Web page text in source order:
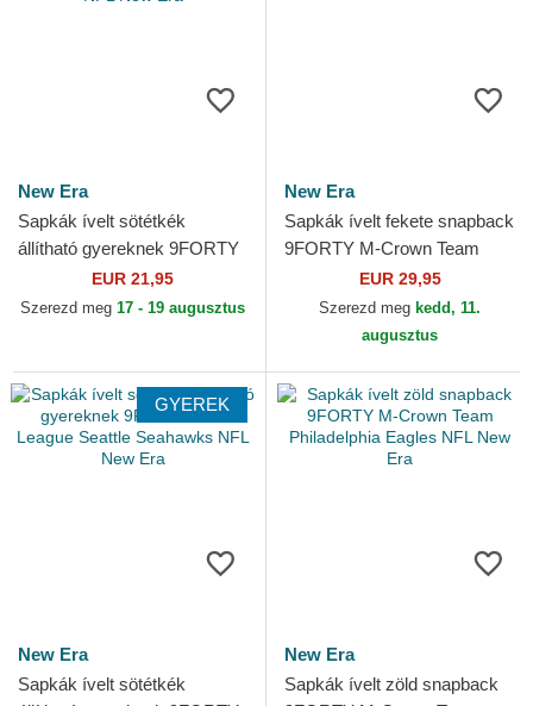
New Era
Sapkák ívelt sötétkék
állítható gyereknek 9FORTY
The League New England
Patriots NFL New Era
EUR 21,95
Szerezd meg 17 - 19 augusztus
New Era
Sapkák ívelt fekete snapback
9FORTY M-Crown Team
New Orleans Saints NFL
New Era
EUR 29,95
Szerezd meg kedd, 11.
augusztus
GYEREK
New Era
Sapkák ívelt sötétkék
New Era
Sapkák ívelt zöld snapback